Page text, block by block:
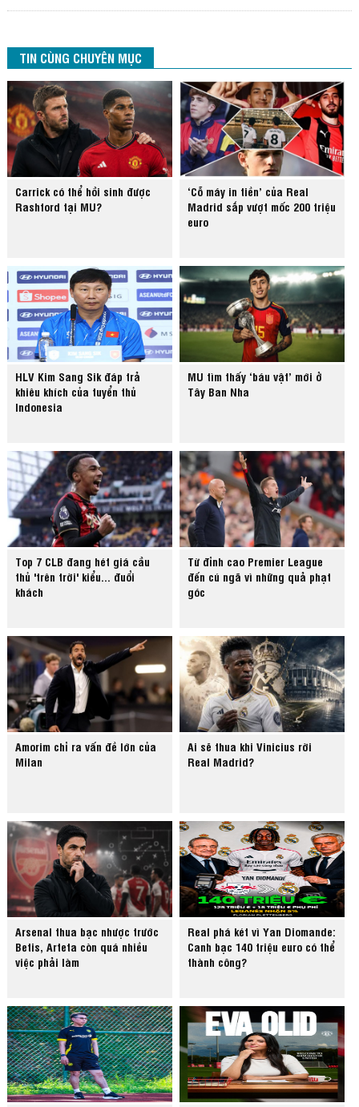
TIN CÙNG CHUYÊN MỤC
Carrick có thể hồi sinh được
Rashford tại MU?
‘Cỗ máy in tiền’ của Real
Madrid sắp vượt mốc 200 triệu
euro
HLV Kim Sang Sik đáp trả
khiêu khích của tuyển thủ
Indonesia
MU tìm thấy ‘báu vật’ mới ở
Tây Ban Nha
Top 7 CLB đang hét giá cầu
thủ 'trên trời' kiểu... đuổi
khách
Từ đỉnh cao Premier League
đến cú ngã vì những quả phạt
góc
Amorim chỉ ra vấn đề lớn của
Milan
Ai sẽ thua khi Vinicius rời
Real Madrid?
Arsenal thua bạc nhược trước
Betis, Arteta còn quá nhiều
việc phải làm
Real phá két vì Yan Diomande:
Canh bạc 140 triệu euro có thể
thành công?